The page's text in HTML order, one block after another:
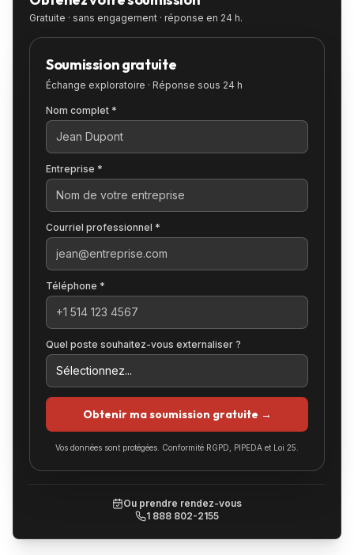
Gratuite · sans engagement · réponse en 24 h.
Soumission gratuite
Échange exploratoire · Réponse sous 24 h
Nom complet *
Entreprise *
Courriel professionnel *
Téléphone *
Quel poste souhaitez-vous externaliser ?
Obtenir ma soumission gratuite →
Vos données sont protégées. Conformité RGPD, PIPEDA et Loi 25.
Ou prendre rendez-vous
1 888 802-2155